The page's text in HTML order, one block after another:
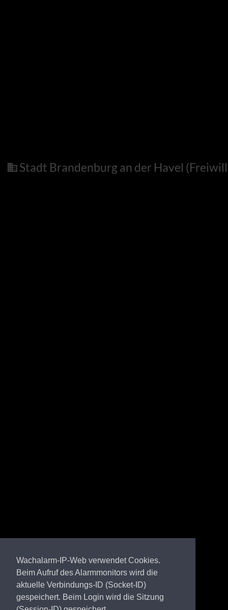
Wachalarm-IP-Web verwendet Cookies.
Beim Aufruf des Alarmmonitors wird die
aktuelle Verbindungs-ID (Socket-ID)
gespeichert. Beim Login wird die Sitzung
Stadt Brandenburg an der Havel